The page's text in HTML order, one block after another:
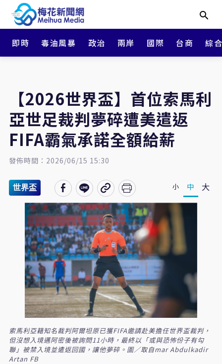
即時 毒油風暴 政治 兩岸 國際 台商 綜
【2026世界盃】首位索馬利
亞世足裁判夢碎遭美遣返
FIFA霸氣承諾全額給薪
發佈時間：2026/06/15 15:30
世界盃 小 中 大
索馬利亞籍知名裁判阿爾坦原已獲FIFA邀請赴美擔任世界盃裁判，
但沒想入境邁阿密後被詢問11小時，最終以「或與恐怖份子有勾
聯」被禁入境並遣返回國，讓他夢碎。圖／取自mar Abdulkadir
Artan FB